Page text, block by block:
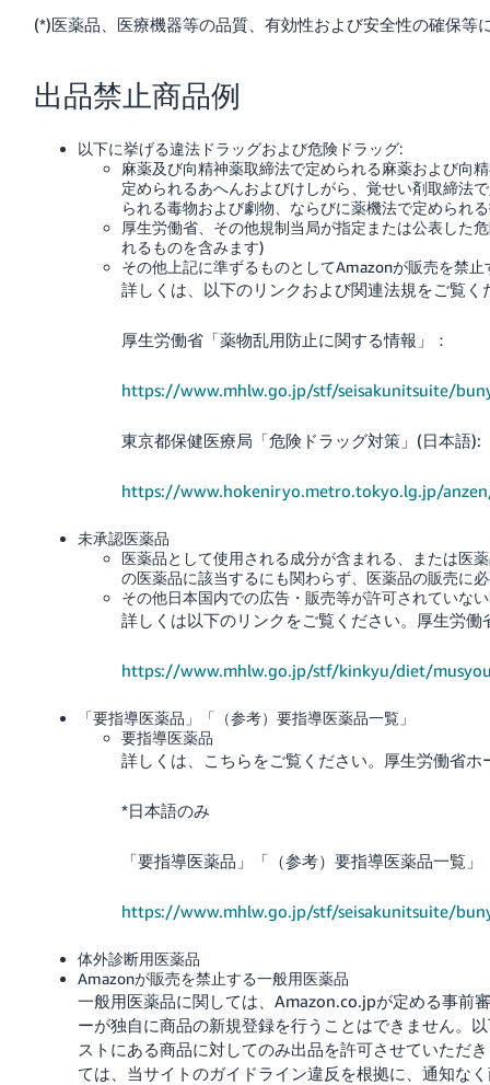
English
く
始
(*)医薬品、医療機器等の品質、有効性および安全性の確保
出品禁止商品例
以下に挙げる違法ドラッグおよび危険ドラッグ:
麻薬及び向精神薬取締法で定められる麻薬および向
定められるあへんおよびけしがら、覚せい剤取締法
られる毒物および劇物、ならびに薬機法で定められ
厚生労働省、その他規制当局が指定または公表した
れるものを含みます)
その他上記に準ずるものとしてAmazonが販売を禁止
詳しくは、以下のリンクおよび関連法規をご覧く
厚生労働省「薬物乱用防止に関する情報」：
https://www.mhlw.go.jp/stf/seisakunitsuite/
東京都保健医療局「危険ドラッグ対策」(日本語):
https://www.hokeniryo.metro.tokyo.lg.jp/
未承認医薬品
医薬品として使用される成分が含まれる、または医
の医薬品に該当するにも関わらず、医薬品の販売に
その他日本国内での広告・販売等が許可されていな
詳しくは以下のリンクをご覧ください。厚生労
https://www.mhlw.go.jp/stf/kinkyu/diet/
「要指導医薬品」「（参考）要指導医薬品一覧」
要指導医薬品
詳しくは、こちらをご覧ください。厚生労働省
*日本語のみ
「要指導医薬品」「（参考）要指導医薬品一覧」
https://www.mhlw.go.jp/stf/seisakunitsuite/
体外診断用医薬品
Amazonが販売を禁止する一般用医薬品
一般用医薬品に関しては、Amazon.co.jpが定める事前
ーが独自に商品の新規登録を行うことはできません。
ストにある商品に対してのみ出品を許可させていただ
ては、当サイトのガイドライン違反を根拠に、通知な